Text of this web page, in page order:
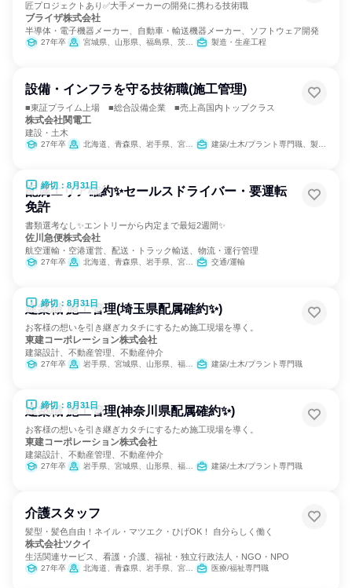
匠プロジェクトあり✅大手メーカーの開発に携わる技術職
ブライザ株式会社
半導体・電子機器メーカー、自動車・輸送機器メーカー、ソフトウェア開発
27年卒 宮城県、山形県、福島県、茨城県、栃木県、群馬県、埼玉県、東京都、神奈川県、岐阜県、静岡県、愛知県、三重県、滋賀県、京都府、大阪府、兵庫県、広島県、山口県、福岡県、熊本県、大分県、宮崎県 製造・生産工程
設備・インフラを守る技術職(施工管理)
■東証プライム上場 ■総合設備企業 ■売上高国内トップクラス
株式会社関電工
建設・土木
27年卒 北海道、青森県、岩手県、宮城県、秋田県、山形県、福島県、茨城県、栃木県、群馬県、埼玉県、千葉県、東京都、神奈川県、新潟県、富山県、福井県、山梨県、長野県、静岡県、愛知県、京都府、大阪府、兵庫県、広島県、福岡県、熊本県、宮崎県、鹿児島県、沖縄県 建築/土木/プラント専門職、製造・生産工程
締切：8月31日
配属エリア確約✨セールスドライバー・要運転
免許
書類選考なし✨エントリーから内定まで最短2週間✨
佐川急便株式会社
航空運輸・空港運営、配送・トラック輸送、物流・運行管理
27年卒 北海道、青森県、岩手県、宮城県、秋田県、山形県、福島県、茨城県、栃木県、群馬県、埼玉県、千葉県、東京都、神奈川県、新潟県、富山県、石川県、福井県、山梨県、長野県、岐阜県、静岡県、愛知県、三重県、滋賀県、京都府、大阪府、兵庫県、奈良県、和歌山県、鳥取県、島根県、岡山県、広島県、山口県、徳島県、香川県、愛媛県、高知県、福岡県、佐賀県、長崎県、熊本県、大分県、宮崎県、鹿児島県、沖縄県 交通/運輸
締切：8月31日
建築職 施工管理(埼玉県配属確約✨)
お客様の想いを引き継ぎカタチにするため施工現場を導く。
東建コーポレーション株式会社
建築設計、不動産管理、不動産仲介
27年卒 岩手県、宮城県、山形県、福島県、茨城県、栃木県、群馬県、埼玉県、千葉県、東京都、神奈川県、新潟県、富山県、石川県、福井県、長野県、岐阜県、静岡県、愛知県、三重県、滋賀県、京都府、大阪府、兵庫県、奈良県、鳥取県、島根県、岡山県、広島県、山口県、愛媛県、高知県、福岡県、長崎県、熊本県、大分県、宮崎県、鹿児島県、沖縄県 建築/土木/プラント専門職
締切：8月31日
建築職 施工管理(神奈川県配属確約✨)
お客様の想いを引き継ぎカタチにするため施工現場を導く。
東建コーポレーション株式会社
建築設計、不動産管理、不動産仲介
27年卒 岩手県、宮城県、山形県、福島県、茨城県、栃木県、群馬県、埼玉県、千葉県、東京都、神奈川県、新潟県、富山県、石川県、福井県、長野県、岐阜県、静岡県、愛知県、三重県、滋賀県、京都府、大阪府、兵庫県、奈良県、鳥取県、島根県、岡山県、広島県、山口県、愛媛県、高知県、福岡県、長崎県、熊本県、大分県、宮崎県、鹿児島県、沖縄県 建築/土木/プラント専門職
介護スタッフ
髪型・髪色自由！ネイル・マツエク・ひげOK！ 自分らしく働く
株式会社ツクイ
生活関連サービス、看護・介護、福祉・独立行政法人・NGO・NPO
27年卒 北海道、青森県、岩手県、宮城県、秋田県、山形県、福島県、茨城県、栃木県、群馬県、埼玉県、千葉県、東京都、神奈川県、新潟県、富山県、石川県、福井県、山梨県、長野県、岐阜県、静岡県、愛知県、三重県、滋賀県、京都府、大阪府、兵庫県、奈良県、和歌山県、鳥取県、島根県、岡山県、広島県、山口県、徳島県、香川県、愛媛県、高知県、福岡県、佐賀県、長崎県、熊本県、大分県、宮崎県、鹿児島県、沖縄県 医療/福祉専門職